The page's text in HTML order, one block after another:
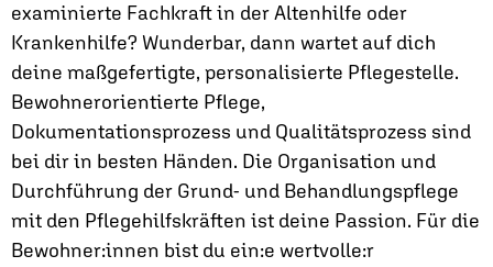
examinierte Fachkraft in der Altenhilfe oder
Krankenhilfe? Wunderbar, dann wartet auf dich
deine maßgefertigte, personalisierte Pflegestelle.
Bewohnerorientierte Pflege,
Dokumentationsprozess und Qualitätsprozess sind
bei dir in besten Händen. Die Organisation und
Durchführung der Grund- und Behandlungspflege
mit den Pflegehilfskräften ist deine Passion. Für die
Bewohner:innen bist du ein:e wertvolle:r